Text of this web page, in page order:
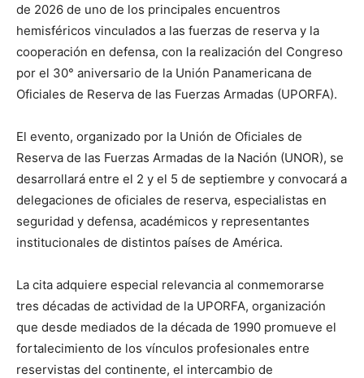
de 2026 de uno de los principales encuentros
hemisféricos vinculados a las fuerzas de reserva y la
cooperación en defensa, con la realización del Congreso
por el 30° aniversario de la Unión Panamericana de
Oficiales de Reserva de las Fuerzas Armadas (UPORFA).
El evento, organizado por la Unión de Oficiales de
Reserva de las Fuerzas Armadas de la Nación (UNOR), se
desarrollará entre el 2 y el 5 de septiembre y convocará a
delegaciones de oficiales de reserva, especialistas en
seguridad y defensa, académicos y representantes
institucionales de distintos países de América.
La cita adquiere especial relevancia al conmemorarse
tres décadas de actividad de la UPORFA, organización
que desde mediados de la década de 1990 promueve el
fortalecimiento de los vínculos profesionales entre
reservistas del continente, el intercambio de